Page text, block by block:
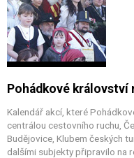
Pohádkové království
Kalendář akcí, které
centrálou cestovního ruchu,
Budějovice, Klubem českých
dalšími subjekty připravilo na